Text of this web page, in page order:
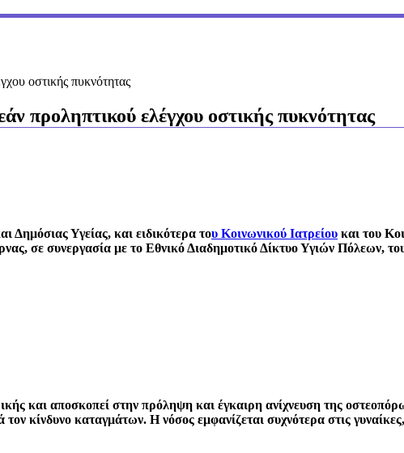
οστικής πυκνότητας
προληπτικού ελέγχου οστικής πυκνότητας
Δημόσιας Υγείας, και ειδικότερα του Κοινωνικού Ιατρείου και του
σε συνεργασία με το Εθνικό Διαδημοτικό Δίκτυο Υγιών Πόλεων,
και αποσκοπεί στην πρόληψη και έγκαιρη ανίχνευση της
κίνδυνο καταγμάτων. Η νόσος εμφανίζεται συχνότερα στις